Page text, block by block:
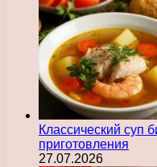
Классический суп
приготовления
27.07.2026